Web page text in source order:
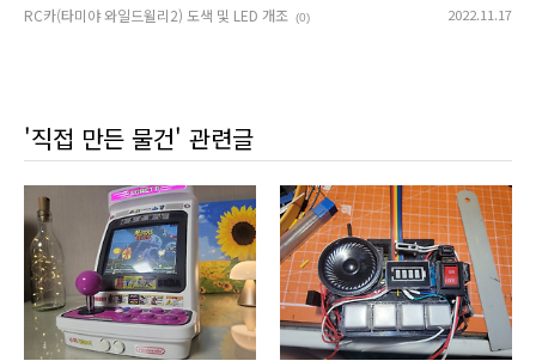
RC카(타미야 와일드윌리2) 도색 및 LED 개조 (0) 2022.11.17
'직접 만든 물건' 관련글